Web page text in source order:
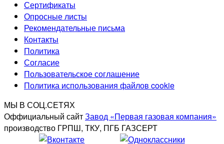
Сертификаты
Опросные листы
Рекомендательные письма
Контакты
Политика
Согласие
Пользовательское соглашение
Политика использования файлов cookie
МЫ В СОЦ.СЕТЯХ
Оффициальный сайтЗавод «Первая газовая компания»
производство ГРПШ, ТКУ, ПГБ ГАЗСЕРТ